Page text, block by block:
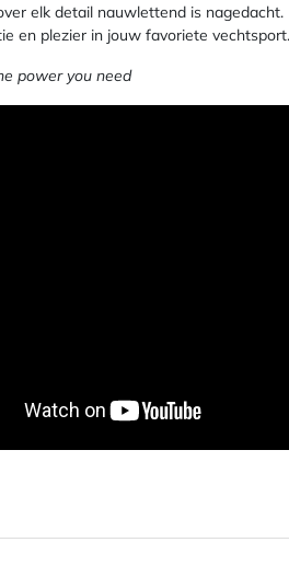
elk detail nauwlettend is nagedacht.
en plezier in jouw favoriete vechtsport.
power you need